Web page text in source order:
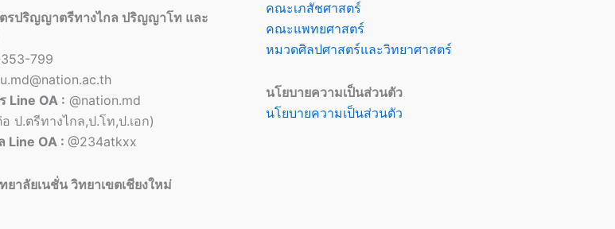
รปริญญาตรีทางไกล ปริญญาโท และ
799
Line OA : @nation.md
ป.ตรีทางไกล,ป.โท,ป.เอก)
Line OA : @234atkxx
าลัยเนชั่น วิทยาเขตเชียงใหม่
คณะเภสัชศาสตร์
คณะแพทยศาสตร์
หมวดศิลปศาสตร์และวิทยาศาสตร์
นโยบายความเป็นส่วนตัว
นโยบายความเป็นส่วนตัว